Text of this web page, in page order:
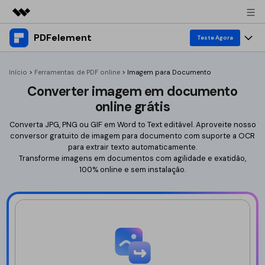
Featured Products
Utility
Business
Overview
About Us
Newsroom
Shop
PDFelement Teste Agora
Produtos
Desktop
PDFelement para Windows
PDFelement para Mac
Aplicativo móvel
PDFelement para iPhone/iPad
Ferramentas de PDF Online
Ferramentas
Editar PDF
Editar PDF
Anotar PDF
Substituir texto
Comprimir PDF
Converter PDF
Converter para PDF
Editar PDF
Editar PDF
IA para PDF
Início > Ferramentas de PDF online > Imagem para Documento
Converter imagem em documento
online grátis
Converta JPG, PNG ou GIF em Word to Text editável. Aproveite nosso
conversor gratuito de imagem para documento com suporte a OCR
para extrair texto automaticamente.
Transforme imagens em documentos com agilidade e exatidão,
100% online e sem instalação.